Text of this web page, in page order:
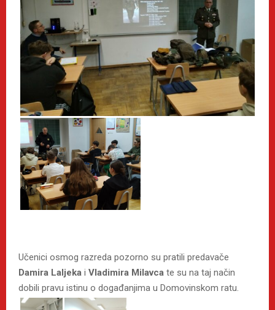
Učenici osmog razreda pozorno su pratili predavače
Damira Laljeka i Vladimira Milavca te su na taj način
dobili pravu istinu o događanjima u Domovinskom ratu.